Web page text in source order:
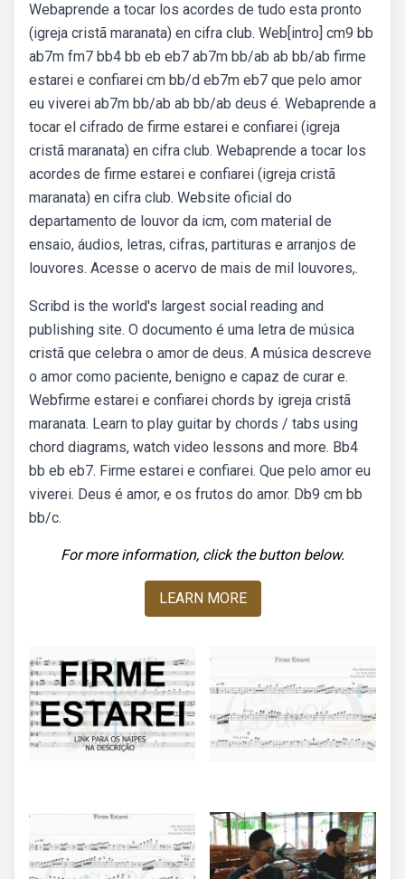
Webaprende a tocar los acordes de tudo esta pronto
(igreja cristã maranata) en cifra club. Web[intro] cm9 bb
ab7m fm7 bb4 bb eb eb7 ab7m bb/ab ab bb/ab firme
estarei e confiarei cm bb/d eb7m eb7 que pelo amor
eu viverei ab7m bb/ab ab bb/ab deus é. Webaprende a
tocar el cifrado de firme estarei e confiarei (igreja
cristã maranata) en cifra club. Webaprende a tocar los
acordes de firme estarei e confiarei (igreja cristã
maranata) en cifra club. Website oficial do
departamento de louvor da icm, com material de
ensaio, áudios, letras, cifras, partituras e arranjos de
louvores. Acesse o acervo de mais de mil louvores,.
Scribd is the world's largest social reading and
publishing site. O documento é uma letra de música
cristã que celebra o amor de deus. A música descreve
o amor como paciente, benigno e capaz de curar e.
Webfirme estarei e confiarei chords by igreja cristã
maranata. Learn to play guitar by chords / tabs using
chord diagrams, watch video lessons and more. Bb4
bb eb eb7. Firme estarei e confiarei. Que pelo amor eu
viverei. Deus é amor, e os frutos do amor. Db9 cm bb
bb/c.
For more information, click the button below.
LEARN MORE